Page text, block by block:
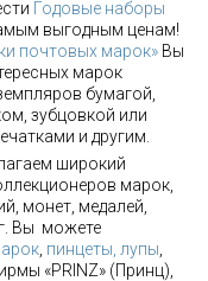
Годовые наборы
выгодным ценам!
почтовых марок» Вы
марок
бумагой,
зубцовкой или
и другим.
широкий
марок,
монет, медалей,
Вы можете
пинцеты, лупы
«PRINZ» (Принц),